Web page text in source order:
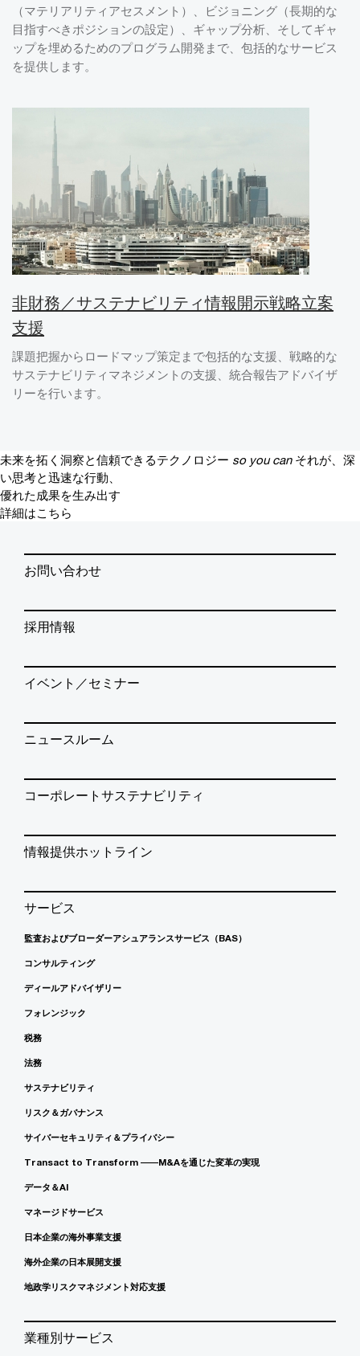
（マテリアリティアセスメント）、ビジョニング（長期的な
目指すべきポジションの設定）、ギャップ分析、そしてギャ
ップを埋めるためのプログラム開発まで、包括的なサービス
を提供します。
非財務／サステナビリティ情報開示戦略立案
支援
課題把握からロードマップ策定まで包括的な支援、戦略的な
サステナビリティマネジメントの支援、統合報告アドバイザ
リーを行います。
未来を拓く洞察と信頼できるテクノロジー so you can それが、深
い思考と迅速な行動、
優れた成果を生み出す
詳細はこちら
お問い合わせ
採用情報
イベント／セミナー
ニュースルーム
コーポレートサステナビリティ
情報提供ホットライン
サービス
監査およびブローダーアシュアランスサービス（BAS）
コンサルティング
ディールアドバイザリー
フォレンジック
税務
法務
サステナビリティ
リスク＆ガバナンス
サイバーセキュリティ＆プライバシー
Transact to Transform ――M&Aを通じた変革の実現
データ＆AI
マネージドサービス
日本企業の海外事業支援
海外企業の日本展開支援
地政学リスクマネジメント対応支援
業種別サービス